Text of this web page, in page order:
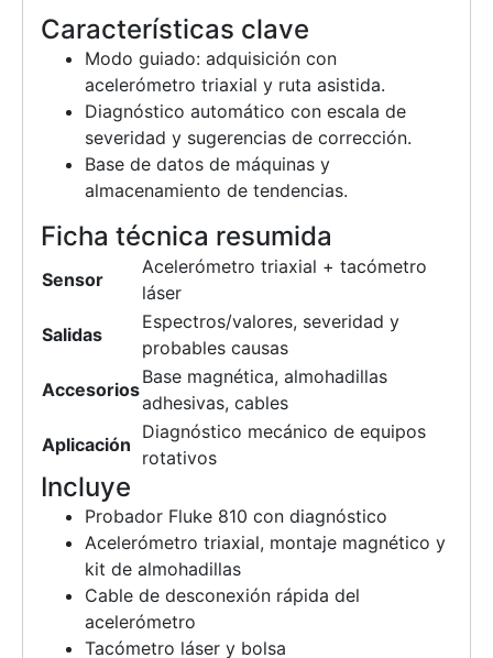
Características clave
Modo guiado: adquisición con
acelerómetro triaxial y ruta asistida.
Diagnóstico automático con escala de
severidad y sugerencias de corrección.
Base de datos de máquinas y
almacenamiento de tendencias.
Ficha técnica resumida
Sensor
Acelerómetro triaxial + tacómetro
láser
Salidas
Espectros/valores, severidad y
probables causas
Accesorios
Base magnética, almohadillas
adhesivas, cables
Aplicación
Diagnóstico mecánico de equipos
rotativos
Incluye
Probador Fluke 810 con diagnóstico
Acelerómetro triaxial, montaje magnético y
kit de almohadillas
Cable de desconexión rápida del
acelerómetro
Tacómetro láser y bolsa